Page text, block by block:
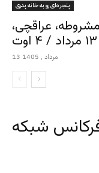
پنجره‌ای رو به خانه پدری
عراقچی،
13 مرداد , 1405
شبکه